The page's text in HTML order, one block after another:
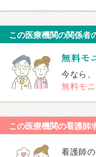
この医療機関の関係者
今なら
無料モ
この医療機関の看護師
看護師